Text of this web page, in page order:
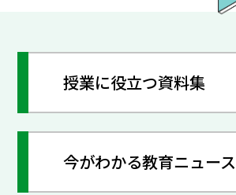
授業に役立つ資料集
今がわかる教育ニュース